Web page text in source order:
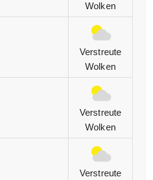
Wolken
Verstreute
Wolken
Verstreute
Wolken
Verstreute